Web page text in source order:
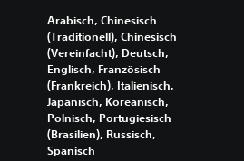
Arabisch, Chinesisch
(Traditionell), Chinesisch
(Vereinfacht), Deutsch,
Englisch, Französisch
(Frankreich), Italienisch,
Japanisch, Koreanisch,
Polnisch, Portugiesisch
(Brasilien), Russisch,
Spanisch